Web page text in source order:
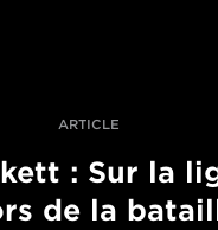
ARTICLE
: Sur la
de la